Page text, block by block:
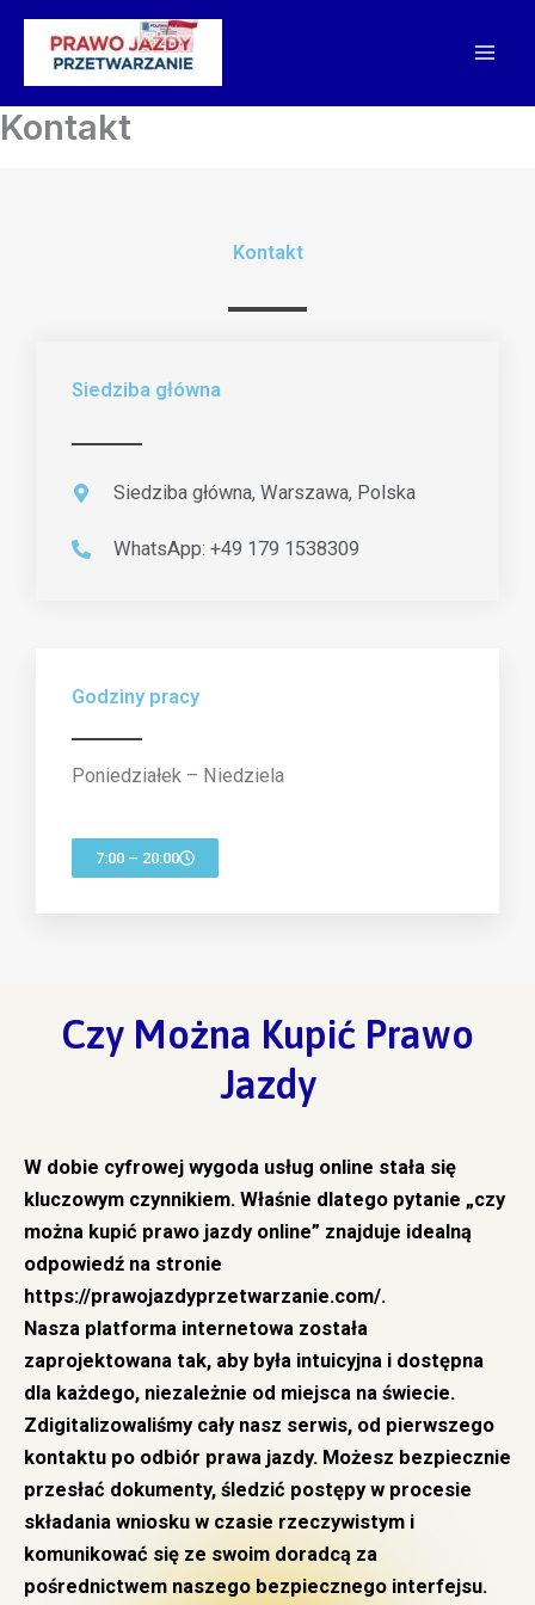
Skip
Kontakt
Kontakt
Siedziba główna
Siedziba główna, Warszawa, Polska
WhatsApp: +49 179 1538309
Godziny pracy
Poniedziałek – Niedziela
7:00 – 20:00
Czy Można Kupić Prawo
Jazdy
W dobie cyfrowej wygoda usług online stała się
kluczowym czynnikiem. Właśnie dlatego pytanie „czy
można kupić prawo jazdy online” znajduje idealną
odpowiedź na stronie
https://prawojazdyprzetwarzanie.com/.
Nasza platforma internetowa została
zaprojektowana tak, aby była intuicyjna i dostępna
dla każdego, niezależnie od miejsca na świecie.
Zdigitalizowaliśmy cały nasz serwis, od pierwszego
kontaktu po odbiór prawa jazdy. Możesz bezpiecznie
przesłać dokumenty, śledzić postępy w procesie
składania wniosku w czasie rzeczywistym i
komunikować się ze swoim doradcą za
pośrednictwem naszego bezpiecznego interfejsu.